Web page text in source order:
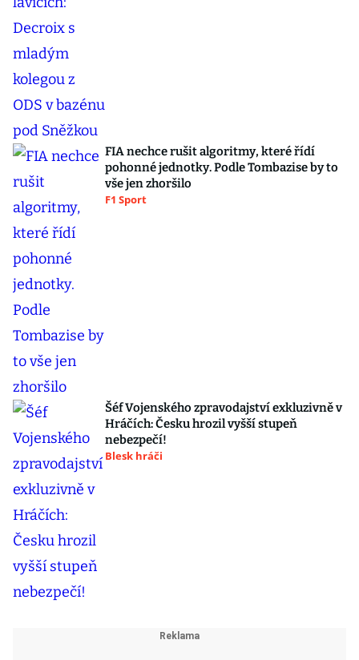
FIA nechce rušit algoritmy, které řídí
pohonné jednotky. Podle Tombazise by to
vše jen zhoršilo
F1 Sport
Šéf Vojenského zpravodajství exkluzivně v
Hráčích: Česku hrozil vyšší stupeň
nebezpečí!
Blesk hráči